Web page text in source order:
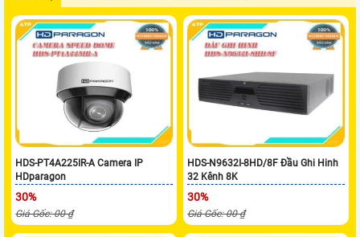
HDS-PT4A225IR-A Camera IP
HDparagon
30%
Giá Gốc: 00 ₫
HDS-N9632I-8HD/8F Đầu Ghi Hinh
32 Kênh 8K
30%
Giá Gốc: 00 ₫